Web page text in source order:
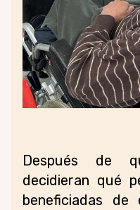
Después de
decidieran qué
beneficiadas